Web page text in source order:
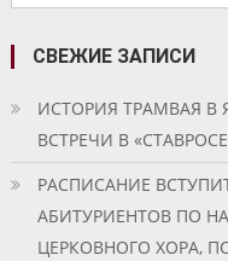
СВЕЖИЕ ЗАПИСИ
ИСТОРИЯ ТРАМВАЯ В
ВСТРЕЧИ В
РАСПИСАНИЕ
АБИТУРИЕНТОВ ПО
ЦЕРКОВНОГО ХОРА,